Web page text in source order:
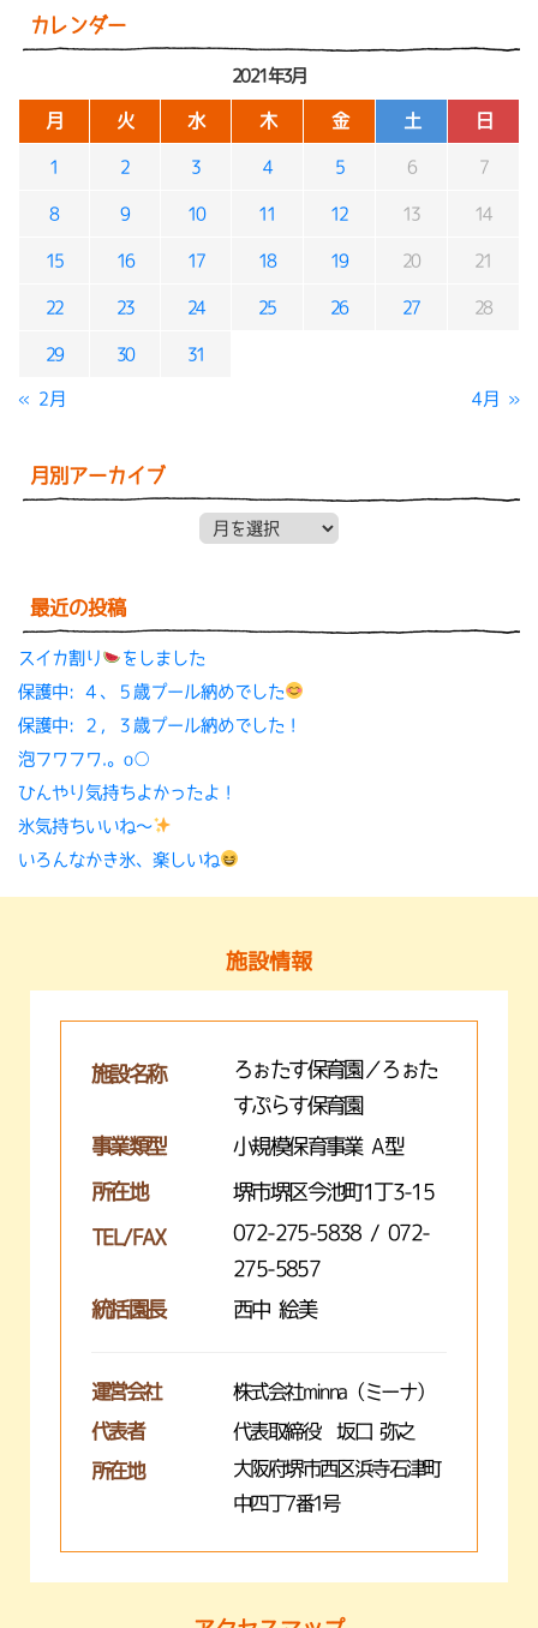
カレンダー
2021年3月
月 火 水 木 金 土 日
1 2 3 4 5 6 7
8 9 10 11 12 13 14
15 16 17 18 19 20 21
22 23 24 25 26 27 28
29 30 31
« 2月 4月 »
月別アーカイブ
最近の投稿
スイカ割り
をしました
保護中: ４、５歳プール納めでした
保護中: ２，３歳プール納めでした！
泡フワフワ.。o○
ひんやり気持ちよかったよ！
氷気持ちいいね〜
いろんなかき氷、楽しいね
施設情報
施設名称
ろぉたす保育園／ろぉた
すぷらす保育園
事業類型
小規模保育事業 A型
所在地 堺市堺区今池町1丁3-15
TEL/FAX
072-275-5838 / 072-
275-5857
統括園長
西中 絵美
運営会社 株式会社minna（ミーナ）
代表者 代表取締役 坂口 弥之
所在地
大阪府堺市西区浜寺石津町
中四丁7番1号